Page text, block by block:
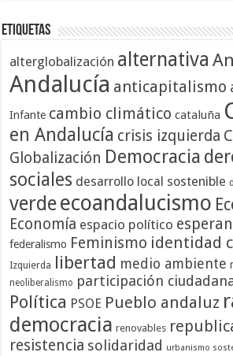
Etiquetas
alterglobalización alternativa
Andalucía anticapitalismo
Infante cambio climático cataluña
en Andalucía crisis izquierda
Globalización Democracia
sociales desarrollo local sostenible
verdeecoandalucismo
Economía espacio político
federalismo Feminismo identidad
Izquierda libertad medio ambiente
neoliberalismo participación
Política PSOE Pueblo andaluz
democracia renovables
resistencia solidaridad urbanismo